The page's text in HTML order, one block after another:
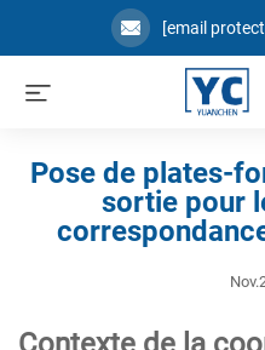
[email
Pose de plates-
sortie pour